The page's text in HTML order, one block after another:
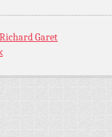
Richard Garet